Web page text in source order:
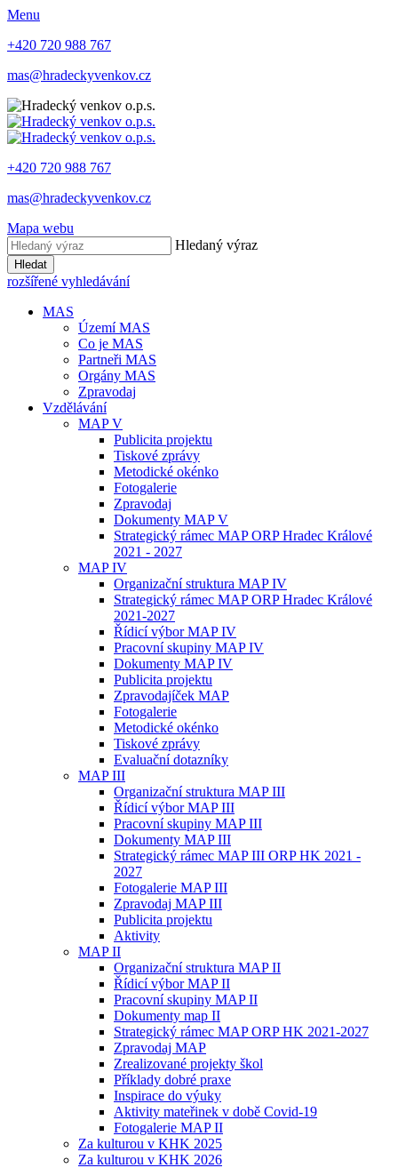
Menu
+420 720 988 767
mas@hradeckyvenkov.cz
+420 720 988 767
mas@hradeckyvenkov.cz
Mapa webu
Hledaný výraz
Hledat
rozšířené vyhledávání
MAS
Území MAS
Co je MAS
Partneři MAS
Orgány MAS
Zpravodaj
Vzdělávání
MAP V
Publicita projektu
Tiskové zprávy
Metodické okénko
Fotogalerie
Zpravodaj
Dokumenty MAP V
Strategický rámec MAP ORP Hradec Králové
2021 - 2027
MAP IV
Organizační struktura MAP IV
Strategický rámec MAP ORP Hradec Králové
2021-2027
Řídicí výbor MAP IV
Pracovní skupiny MAP IV
Dokumenty MAP IV
Publicita projektu
Zpravodajíček MAP
Fotogalerie
Metodické okénko
Tiskové zprávy
Evaluační dotazníky
MAP III
Organizační struktura MAP III
Řídicí výbor MAP III
Pracovní skupiny MAP III
Dokumenty MAP III
Strategický rámec MAP III ORP HK 2021 -
2027
Fotogalerie MAP III
Zpravodaj MAP III
Publicita projektu
Aktivity
MAP II
Organizační struktura MAP II
Řídicí výbor MAP II
Pracovní skupiny MAP II
Dokumenty map II
Strategický rámec MAP ORP HK 2021-2027
Zpravodaj MAP
Zrealizované projekty škol
Příklady dobré praxe
Inspirace do výuky
Aktivity mateřinek v době Covid-19
Fotogalerie MAP II
Za kulturou v KHK 2025
Za kulturou v KHK 2026